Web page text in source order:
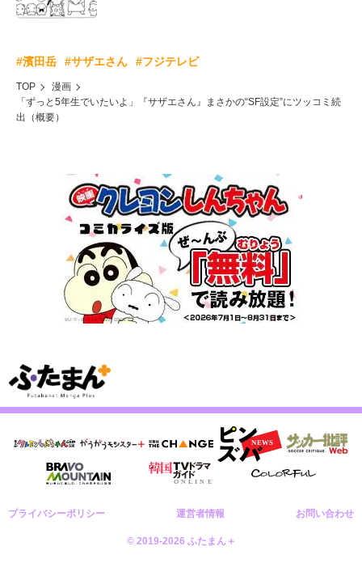
#濱田岳 #サザエさん #フジテレビ
TOP
漫画
「ずっと5年生でいたいよ」『サザエさん』まさかの“SF設定”にツッコミ続
出（概要）
プライバシーポリシー 運営者情報 お問い合わせ
© 2019-2026 ふたまん＋